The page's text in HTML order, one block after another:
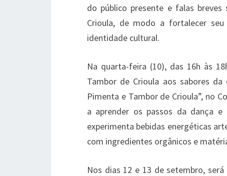
do público presente e falas
Crioula, de modo a fortalecer
identidade cultural.
Na quarta-feira (10), das 16h às
Tambor de Crioula aos sabores da
Pimenta e Tambor de Crioula”, no
a aprender os passos da dança
experimenta bebidas energéticas
com ingredientes orgânicos e
Nos dias 12 e 13 de setembro,